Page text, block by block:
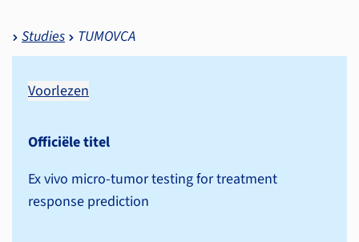
Studies TUMOVCA
Voorlezen
Officiële titel
Ex vivo micro-tumor testing for treatment
response prediction